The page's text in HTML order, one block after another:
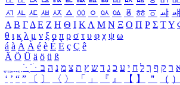
ㅺ ㅻ ㅼ ㅽ ㅾ ㅿ ㆀ ㆁ ㆂ ㆃ ㆄ ㆅ ㆆ ㆇ ㆈ
Α Β ΓΔ Ε Ζ Η Θ Ι ΚΛ Μ Ν Ξ Ο Π Ρ Σ ΤΥ
θ ι κ λ μ ν ξ ο π ρ σ τ υ φ χ ψ ω
á à Á À é è É È ç Ç ê
Ä Ö Ü ä ö ü ß
ִֶֹ ֻּ ׁׂ ר ק ף ך ל ח י ע כ ג ד ש ץ ת צ מ נ ה ב
‘ ’ “ ” 〔 〕 〈 〉 「 」 『 』 【 】 ＂ （ ）